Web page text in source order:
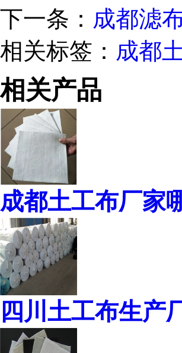
下一条： 成都滤
相关标签： 成都
相关产品
成都土工布厂家
四川土工布生产